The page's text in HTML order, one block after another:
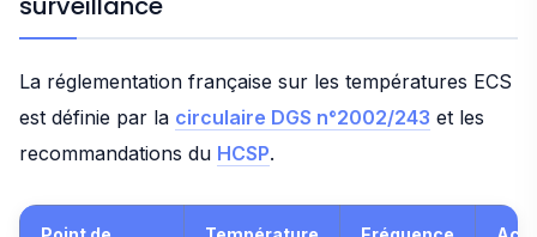
La réglementation française sur les températures ECS
est définie par la circulaire DGS n°2002/243 et les
recommandations du HCSP.